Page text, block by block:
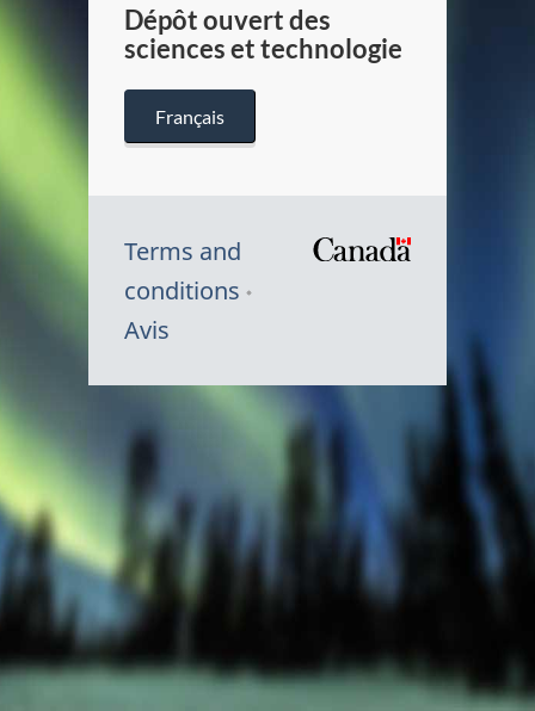
Dépôt ouvert des
sciences et technologie
Français
Terms and
conditions
Avis
Canada